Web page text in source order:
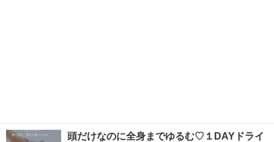
頭だけなのに全身までゆるむ♡１DAYドライ